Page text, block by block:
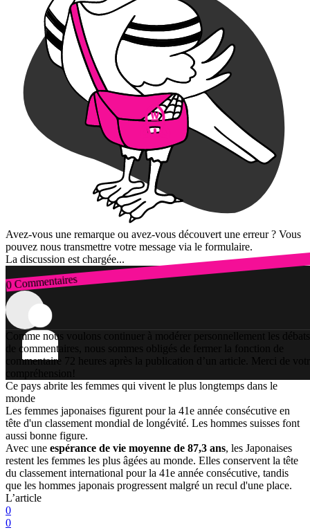
Avez-vous une remarque ou avez-vous découvert une erreur ? Vous
pouvez nous transmettre votre message via le formulaire.
La discussion est chargée...
0 Commentaires
Connexion
Comme nous voulons continuer à modérer personnellement les débats
de commentaires, nous sommes obligés de fermer la fonction de
commentaire 72 heures après la publication d’un article. Merci de
compréhension!
Ce pays abrite les femmes qui vivent le plus longtemps dans le
monde
Les femmes japonaises figurent pour la 41e année consécutive en
tête d'un classement mondial de longévité. Les hommes suisses font
aussi bonne figure.
Avec une espérance de vie moyenne de 87,3 ans, les Japonaises
restent les femmes les plus âgées au monde. Elles conservent la tête
du classement international pour la 41e année consécutive, tandis
que les hommes japonais progressent malgré un recul d'une place.
L’article
0
0